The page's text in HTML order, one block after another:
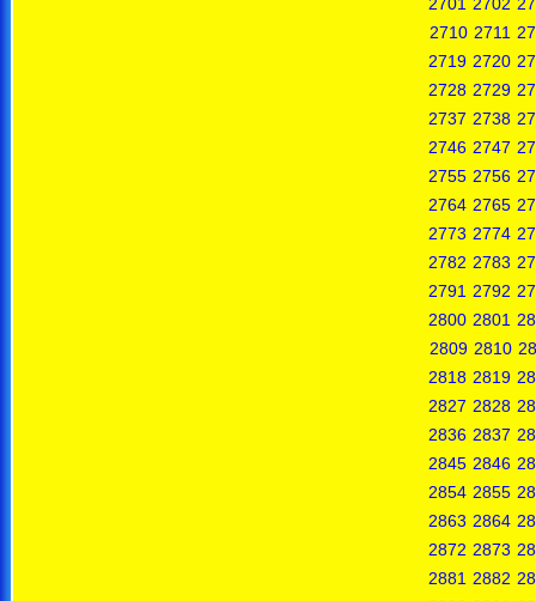
2710 2711
2719 2720
2728 2729
2737 2738
2746 2747
2755 2756
2764 2765
2773 2774
2782 2783
2791 2792
2800 2801
2809 2810
2818 2819
2827 2828
2836 2837
2845 2846
2854 2855
2863 2864
2872 2873
2881 2882